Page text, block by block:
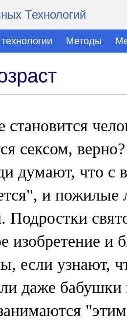
Технологий
Методы
становится
сексом,
думают, что с
и пожилые
изобретение
если узнают,
даже